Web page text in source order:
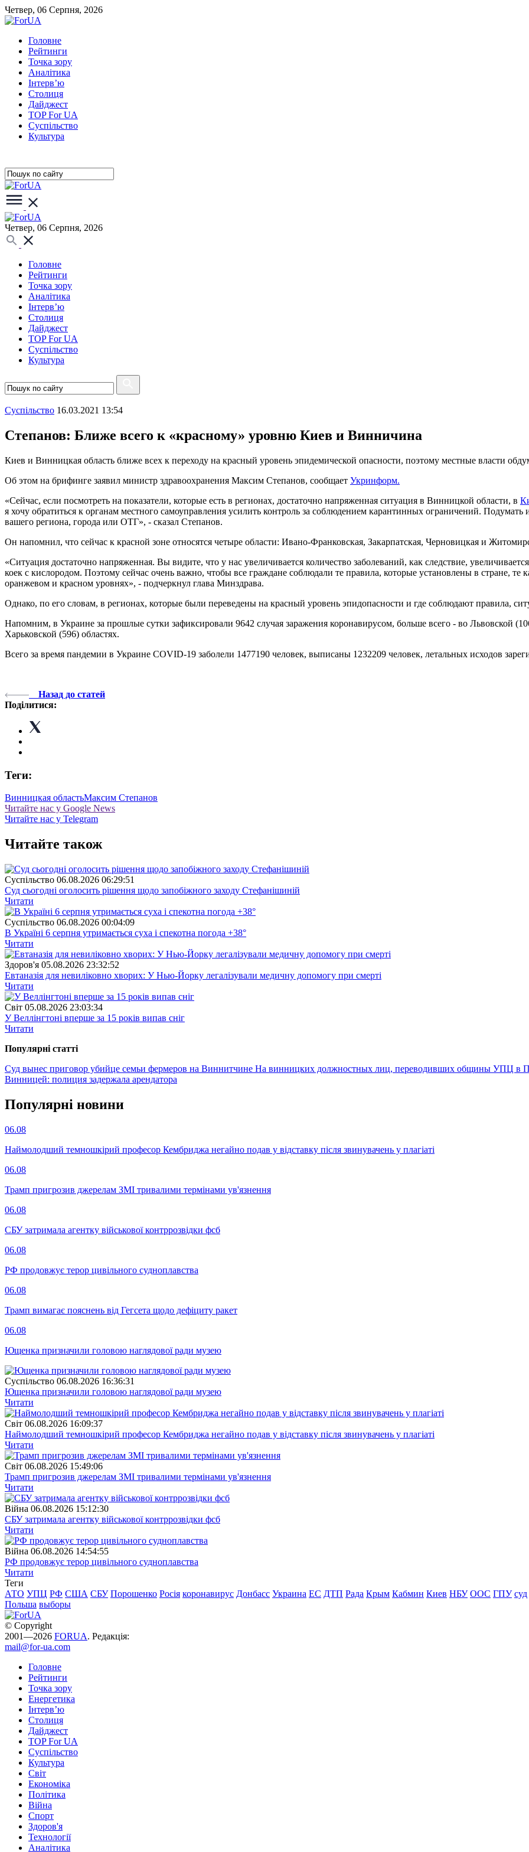
Четвер, 06 Серпня, 2026
Головне
Рейтинги
Точка зору
Аналітика
Інтерв’ю
Столиця
Дайджест
TOP For UA
Суспiльство
Культура
Четвер, 06 Серпня, 2026
Головне
Рейтинги
Точка зору
Аналітика
Інтерв’ю
Столиця
Дайджест
TOP For UA
Суспiльство
Культура
Суспiльство 16.03.2021 13:54
Степанов: Ближе всего к «красному» уровню Киев и Винничина
Киев и Винницкая область ближе всех к переходу на красный уровень эпидемической опасности, поэтому местные власти
Об этом на брифинге заявил министр здравоохранения Максим Степанов, сообщает Укринформ.
«Сейчас, если посмотреть на показатели, которые есть в регионах, достаточно напряженная ситуация в Винницкой области, в
я хочу обратиться к органам местного самоуправления усилить контроль за соблюдением карантинных ограничений.
вашего региона, города или ОТГ», - сказал Степанов.
Он напомнил, что сейчас к красной зоне относятся четыре области: Ивано-Франковская, Закарпатская, Черновицкая и
«Ситуация достаточно напряженная. Вы видите, что у нас увеличивается количество заболеваний, как следствие,
коек с кислородом. Поэтому сейчас очень важно, чтобы все граждане соблюдали те правила, которые установлены в стране, те
оранжевом и красном уровнях», - подчеркнул глава Минздрава.
Однако, по его словам, в регионах, которые были переведены на красный уровень эпидопасности и где соблюдают правила,
Напомним, в Украине за прошлые сутки зафиксировали 9642 случая заражения коронавирусом, больше всего - во Львовской
Харьковской (596) областях.
Всего за время пандемии в Украине COVID-19 заболели 1477190 человек, выписаны 1232209 человек, летальных исходов
Назад до статей
Поділитися:
Теги:
Винницкая областьМаксим Степанов
Читайте нас у Google News
Читайте нас у Telegram
Читайте також
Суспiльство 06.08.2026 06:29:51
Суд сьогодні оголосить рішення щодо запобіжного заходу Стефанішиній
Читати
Суспiльство 06.08.2026 00:04:09
В Україні 6 серпня утримається суха і спекотна погода +38°
Читати
Здоров'я 05.08.2026 23:32:52
Евтаназія для невиліковно хворих: У Нью-Йорку легалізували медичну допомогу при смерті
Читати
Свiт 05.08.2026 23:03:34
У Веллінгтоні вперше за 15 років випав сніг
Читати
Популярнi статтi
Суд вынес приговор убийце семьи фермеров на Виннитчине На винницких должностных лиц, переводивших общины УПЦ в
Винницей: полиция задержала арендатора
Популярнi новини
06.08
Наймолодший темношкірий професор Кембриджа негайно подав у відставку після звинувачень у плагіаті
06.08
Трамп пригрозив джерелам ЗМІ тривалими термінами ув'язнення
06.08
СБУ затримала агентку військової контррозвідки фсб
06.08
РФ продовжує терор цивільного судноплавства
06.08
Трамп вимагає пояснень від Гегсета щодо дефіциту ракет
06.08
Ющенка призначили головою наглядової ради музею
Суспiльство 06.08.2026 16:36:31
Ющенка призначили головою наглядової ради музею
Читати
Свiт 06.08.2026 16:09:37
Наймолодший темношкірий професор Кембриджа негайно подав у відставку після звинувачень у плагіаті
Читати
Свiт 06.08.2026 15:49:06
Трамп пригрозив джерелам ЗМІ тривалими термінами ув'язнення
Читати
Війна 06.08.2026 15:12:30
СБУ затримала агентку військової контррозвідки фсб
Читати
Війна 06.08.2026 14:54:55
РФ продовжує терор цивільного судноплавства
Читати
Теги
АТО УПЦ РФ США СБУ Порошенко Росія коронавирус Донбасс Украина ЕС ДТП Рада Крым Кабмин Киев НБУ ООС ГПУ суд
Польша выборы
© Copyright
2001—2026 FORUA. Редакція:
mail@for-ua.com
Головне
Рейтинги
Точка зору
Енергетика
Інтерв’ю
Столиця
Дайджест
TOP For UA
Суспiльство
Культура
Світ
Економіка
Політика
Війна
Спорт
Здоров'я
Технології
Аналітика